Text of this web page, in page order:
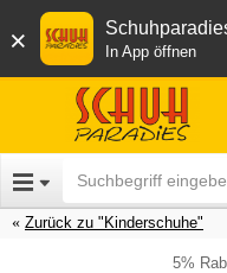
× In App öffnen
Zurück zu "Kinderschuhe"
5%